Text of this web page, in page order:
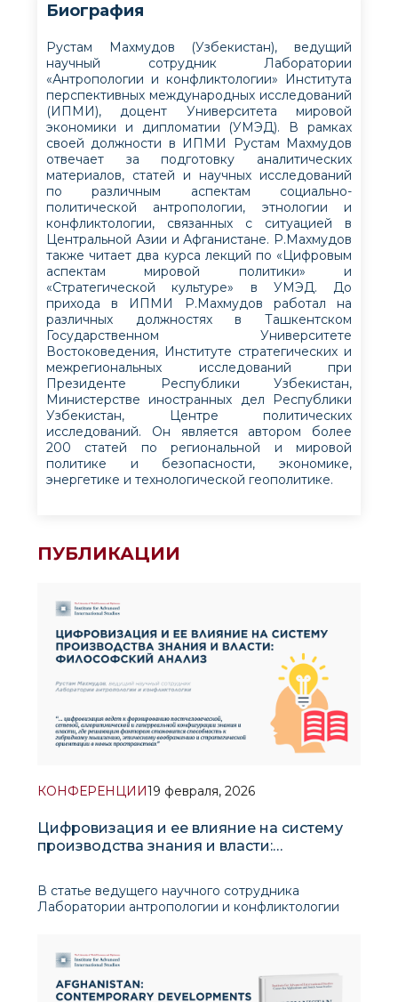
Биография
Рустам Махмудов (Узбекистан), ведущий
научный сотрудник Лаборатории
«Антропологии и конфликтологии» Института
перспективных международных исследований
(ИПМИ), доцент Университета мировой
экономики и дипломатии (УМЭД). В рамках
своей должности в ИПМИ Рустам Махмудов
отвечает за подготовку аналитических
материалов, статей и научных исследований
по различным аспектам социально-
политической антропологии, этнологии и
конфликтологии, связанных с ситуацией в
Центральной Азии и Афганистане. Р.Махмудов
также читает два курса лекций по «Цифровым
аспектам мировой политики» и
«Стратегической культуре» в УМЭД. До
прихода в ИПМИ Р.Махмудов работал на
различных должностях в Ташкентском
Государственном Университете
Востоковедения, Институте стратегических и
межрегиональных исследований при
Президенте Республики Узбекистан,
Министерстве иностранных дел Республики
Узбекистан, Центре политических
исследований. Он является автором более
200 статей по региональной и мировой
политике и безопасности, экономике,
энергетике и технологической геополитике.
ПУБЛИКАЦИИ
КОНФЕРЕНЦИИ19 февраля, 2026
Цифровизация и ее влияние на систему
производства знания и власти:
В статье ведущего научного сотрудника
Лаборатории антропологии и конфликтологии
«Цифровизация и трансформация социального
порядка в странах Центральной Азии» (А